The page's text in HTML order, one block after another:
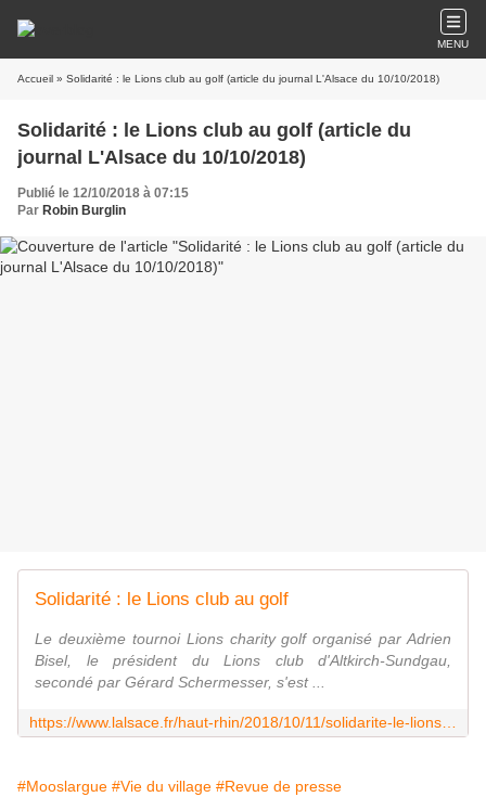
MENU
Accueil » Solidarité : le Lions club au golf (article du journal L'Alsace du 10/10/2018)
Solidarité : le Lions club au golf (article du
journal L'Alsace du 10/10/2018)
Publié le 12/10/2018 à 07:15
Par Robin Burglin
Solidarité : le Lions club au golf
Le deuxième tournoi Lions charity golf organisé par Adrien
Bisel, le président du Lions club d'Altkirch-Sundgau,
secondé par Gérard Schermesser, s'est ...
#Mooslargue #Vie du village #Revue de presse